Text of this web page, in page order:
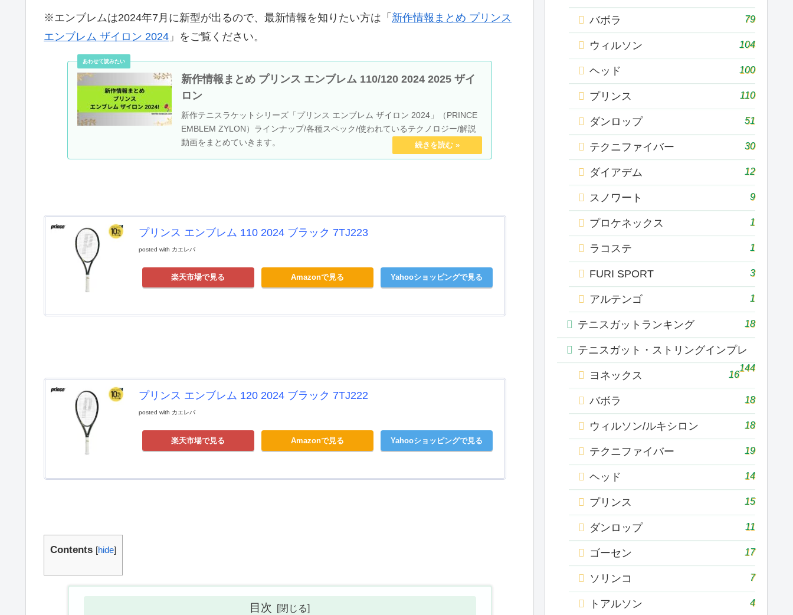
※エンブレムは2024年7月に新型が出るので、最新情報を知りたい方は「 新作情報まとめ プリンス
エンブレム ザイロン 2024 」をご覧ください。
新作情報まとめ プリンス エンブレム 110/120 2024 2025 ザイ
ロン
新作テニスラケットシリーズ「プリンス エンブレム ザイロン 2024」（PRINCE
EMBLEM ZYLON）ラインナップ/各種スペック/使われているテクノロジー/解説
動画をまとめていきます。
プリンス エンブレム 110 2024 ブラック 7TJ223
posted with カエレバ
楽天市場で見る Amazonで見る Yahooショッピングで見る
プリンス エンブレム 120 2024 ブラック 7TJ222
posted with カエレバ
楽天市場で見る Amazonで見る Yahooショッピングで見る
Contents [hide]
目次
バボラ 79
ウィルソン 104
ヘッド 100
プリンス 110
ダンロップ 51
テクニファイバー 30
ダイアデム 12
スノワート 9
プロケネックス 1
ラコステ 1
FURI SPORT 3
アルテンゴ 1
テニスガットランキング 18
テニスガット・ストリングインプレ
144
ヨネックス 16
バボラ 18
ウィルソン/ルキシロン 18
テクニファイバー 19
ヘッド 14
プリンス 15
ダンロップ 11
ゴーセン 17
ソリンコ 7
トアルソン 4